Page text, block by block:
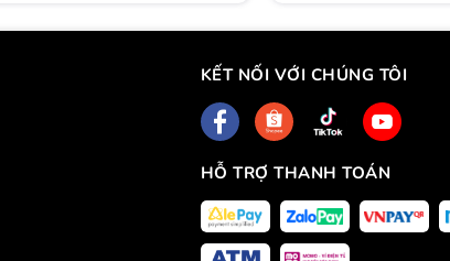
KẾT NỐI VỚI CHÚNG TÔI
HỖ TRỢ THANH TOÁN